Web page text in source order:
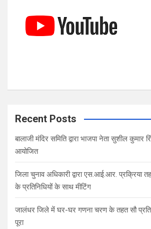
Recent Posts
बालाजी मंदिर समिति द्वारा भाजपा नेता सुशील कुमार
आयोजित
जिला चुनाव अधिकारी द्वारा एस.आई.आर. प्रक्रिया
के प्रतिनिधियों के साथ मीटिंग
जालंधर जिले में घर-घर गणना चरण के तहत सौ
पूरा